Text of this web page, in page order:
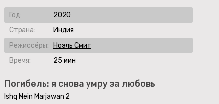
Погибель: я снова умру за любовь
Ishq Mein Marjawan 2
Год:
2020
Страна:
Индия
Режиссёры:
Ноэль Смит
Время:
25 мин